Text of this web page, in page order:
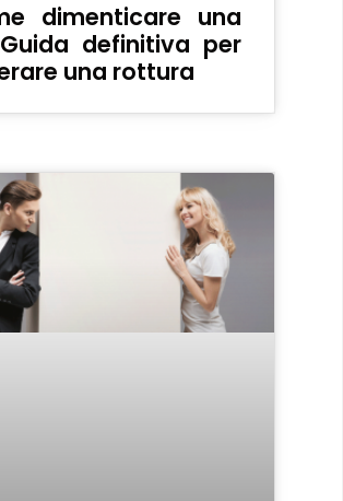
dimenticare una
definitiva per
una rottura